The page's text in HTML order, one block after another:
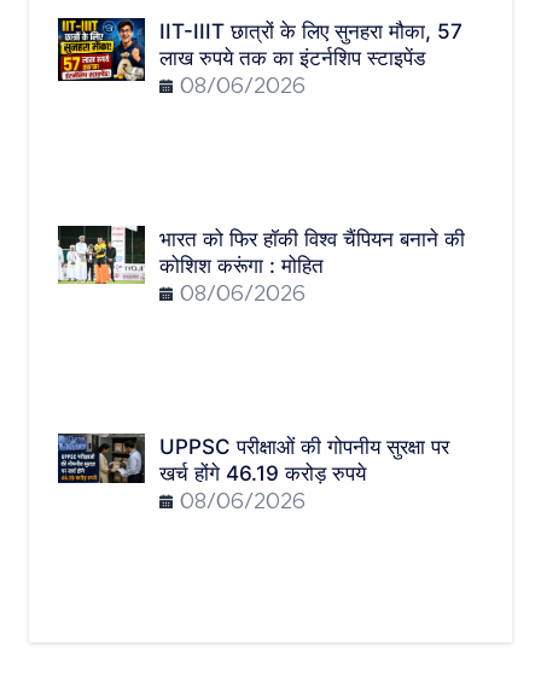
IIT-IIIT छात्रों के लिए सुनहरा मौका, 57
लाख रुपये तक का इंटर्नशिप स्टाइपेंड
08/06/2026
भारत को फिर हॉकी विश्व चैंपियन बनाने की
कोशिश करूंगा : मोहित
08/06/2026
UPPSC परीक्षाओं की गोपनीय सुरक्षा पर
खर्च होंगे 46.19 करोड़ रुपये
08/06/2026